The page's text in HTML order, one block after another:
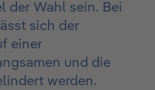
der Wahl sein. Bei
sich der
einer
und die
werden.